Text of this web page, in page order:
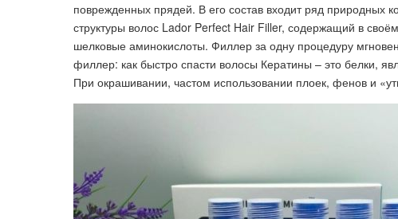
поврежденных прядей. В его состав входит ряд природных
структуры волос Lador Perfect Hair Filler, содержащий в
шелковые аминокислоты. Филлер за одну процедуру
филлер: как быстро спасти волосы Кератины – это белки,
При окрашивании, частом использовании плоек, фенов и